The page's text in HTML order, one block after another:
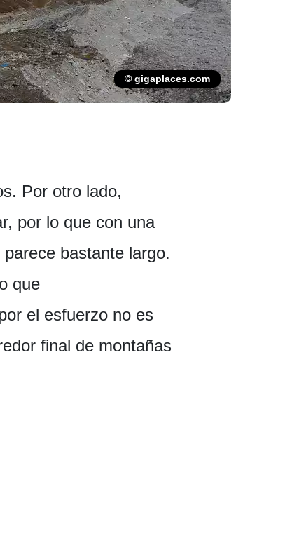
© gigaplaces.com
Por otro lado,
por lo que con una
bastante largo.
que
el esfuerzo no es
final de montañas